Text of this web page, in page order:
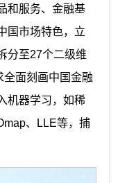
和服务、金融基
国市场特色，立
分至27个二级维
面刻画中国金融
机器学习，如稀
、LLE等，捕